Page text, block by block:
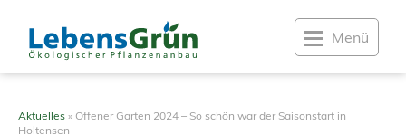
Menü
Aktuelles » Offener Garten 2024 – So schön war der Saisonstart in
Holtensen